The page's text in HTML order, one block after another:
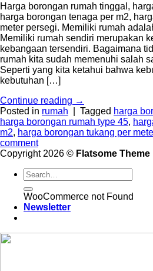
Harga borongan rumah tinggal,
harga borongan tenaga per m2,
meter persegi. Memiliki rumah
Memiliki rumah sendiri merupakan
kebangaan tersendiri. Bagaimana
rumah kita sudah memenuhi salah
Seperti yang kita ketahui bahwa
kebutuhan […]
Continue reading →
Posted in rumah Tagged harga
harga borongan rumah type 45,
m2, harga borongan tukang per
comment
Copyright 2026 © Flatsome Theme
WooCommerce not Found
Newsletter